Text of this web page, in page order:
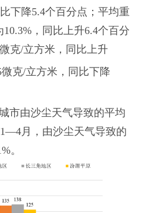
下降5.4个百分点；平均重
，同比上升6.4个百分
克/立方米，同比上升
克/立方米，同比下降
由沙尘天气导致的平均
月，由沙尘天气导致的
。